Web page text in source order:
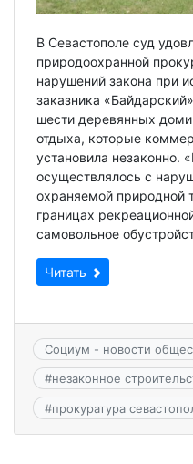
В Севастополе суд
природоохранной
нарушений закона при
заказника
шести деревянных
отдыха, которые
установила незаконно.
осуществлялось с
охраняемой природной
границах
самовольное
Читать
Социум - новости
#незаконное
#прокуратура